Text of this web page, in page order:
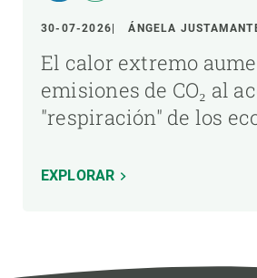
30-07-2026 ÁNGELA
El calor extremo
emisiones de CO₂ al
"respiración" de los
EXPLORAR